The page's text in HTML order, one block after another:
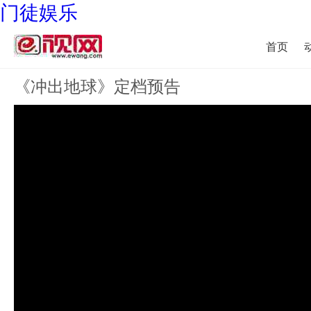
门徒娱乐
首页
《冲出地球》定档预告